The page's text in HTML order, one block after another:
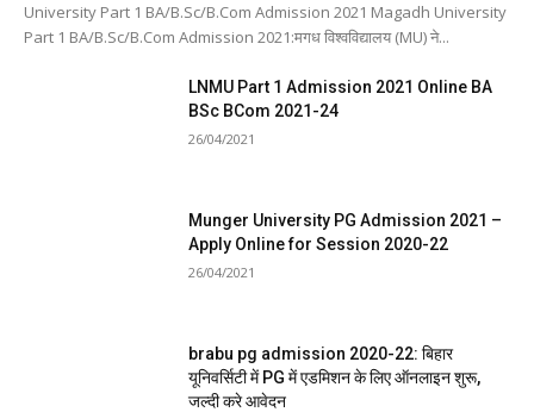
University Part 1 BA/B.Sc/B.Com Admission 2021 Magadh University
Part 1 BA/B.Sc/B.Com Admission 2021:मगध विश्वविद्यालय (MU) ने...
LNMU Part 1 Admission 2021 Online BA
BSc BCom 2021-24
26/04/2021
Munger University PG Admission 2021 –
Apply Online for Session 2020-22
26/04/2021
brabu pg admission 2020-22: बिहार
यूनिवर्सिटी में PG में एडमिशन के लिए ऑनलाइन शुरू,
जल्दी करे आवेदन